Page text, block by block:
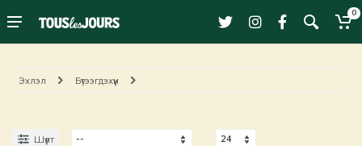
0
Эхлэл Бүтээгдэхүүн
Шүүлт